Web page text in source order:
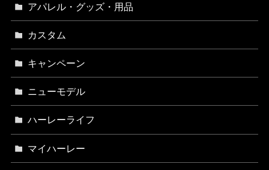
アパレル・グッズ・用品
カスタム
キャンペーン
ニューモデル
ハーレーライフ
マイハーレー